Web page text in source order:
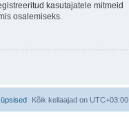
kasutajatele mitmeid
osalemiseks.
Kõik kellaajad on UTC+03:00